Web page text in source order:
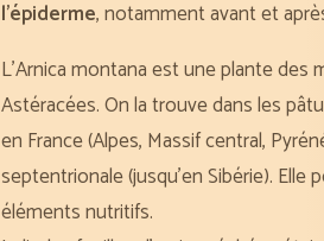
l’épiderme, notamment avant et
L’Arnica montana est uneplante des
Astéracées. On la trouve dans les
en France (Alpes, Massif central,
septentrionale (jusqu’en Sibérie). Elle
éléments nutritifs.